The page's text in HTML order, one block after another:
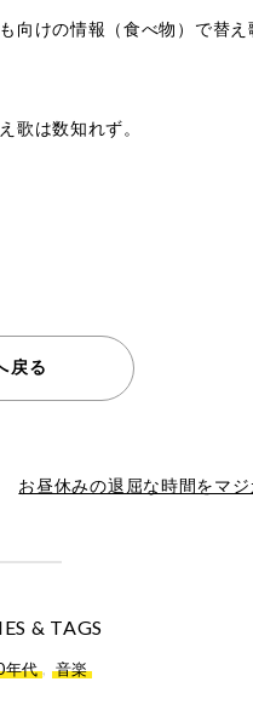
向けの情報（食べ物）で替
歌は数知れず。
戻る
お昼休みの退屈な時間をマ
& TAGS
代 , 音楽